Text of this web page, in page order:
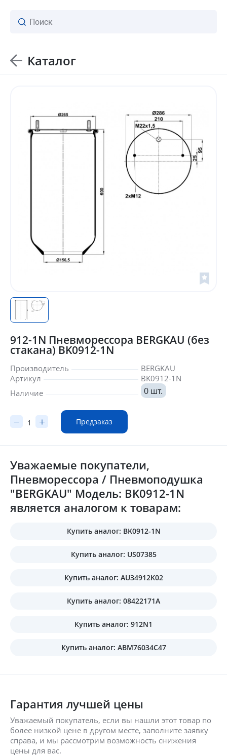
Каталог
912-1N Пневморессора BERGKAU (без
стакана) BK0912-1N
Производитель
BERGKAU
Артикул
BK0912-1N
Наличие
0 шт.
Предзаказ
Уважаемые покупатели,
Пневморессора / Пневмоподушка
"BERGKAU" Модель: BK0912-1N
является аналогом к товарам:
Купить аналог: BK0912-1N
Купить аналог: US07385
Купить аналог: AU34912K02
Купить аналог: 08422171A
Купить аналог: 912N1
Купить аналог: ABM76034C47
Гарантия лучшей цены
Уважаемый покупатель, если вы нашли этот товар по
более низкой цене в другом месте, заполните заявку
справа, и мы рассмотрим возможность снижения
цены для вас.